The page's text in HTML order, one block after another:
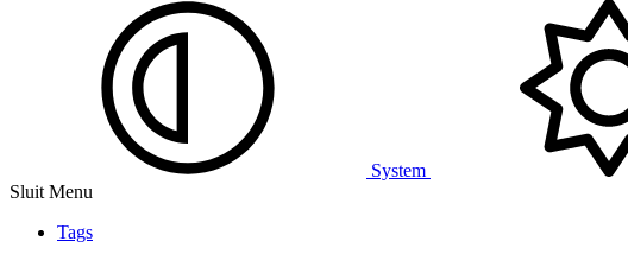
System
Sluit Menu
Tags